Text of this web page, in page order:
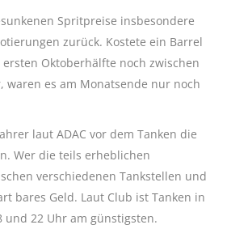
Spritpreise insbesondere
zurück. Kostete ein Barrel
Oktoberhälfte noch zwischen
waren es am Monatsende nur noch
laut ADAC vor dem Tanken die
Wer die teils erheblichen
verschiedenen Tankstellen und
bares Geld. Laut Club ist Tanken in
und 22 Uhr am günstigsten.